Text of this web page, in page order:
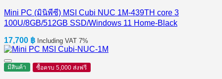
Mini PC (มินิพีซี) MSI Cubi NUC 1M-439TH core 3
100U/8GB/512GB SSD/Windows 11 Home-Black
17,700 ฿ Including VAT 7%
มีสินค้า ซื้อครบ 5,000 ส่งฟรี